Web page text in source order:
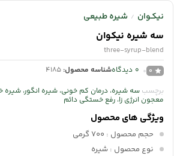
نیکـوان / شیره طبیعی
سه شیره نیکوان
three-syrup-blend
0
0 دیدگاهشناسه محصول: 4185
برچسب سه شیره، درمان کم خونی، شیره انگور، شیره
معجون انرژی زا، رفع خستگی دائم
ویژگی های محصول
حجم محصول : 700 گرمی
نوع محصول : شیره